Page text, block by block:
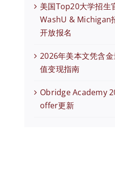
美国Top20大学招生
WashU & Michigan
开放报名
2026年美本文凭含
值变现指南
Obridge Academy
offer更新